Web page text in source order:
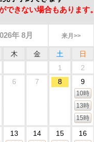
できない場合もあります。
年 8月 来月>>
木 金 土
日
1
2
6 7 8 9
10時
13時
15時
13 14 15 16